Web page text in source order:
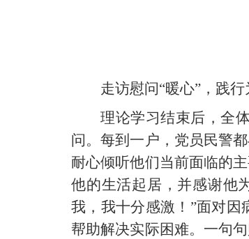
走访慰问“暖心”，践
理论学习结束后，全
问。每到一户，党员民警
耐心倾听他们当前面临的
他的生活起居，并感谢他
我，我十分感激！”面对
帮助解决实际困难。一句